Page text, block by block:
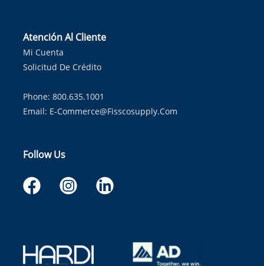
Atención Al Cliente
Mi Cuenta
Solicitud De Crédito
Phone: 800.635.1001
Email: E-Commerce@fisscosupply.com
Follow Us